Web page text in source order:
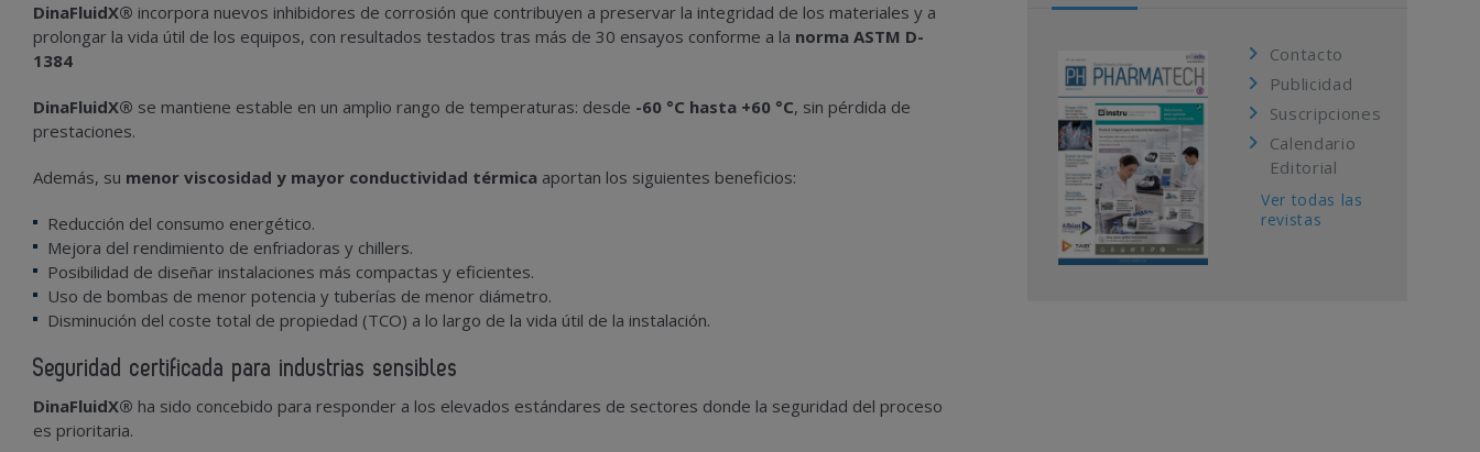
DinaFluidX® incorpora nuevos inhibidores de corrosión que contribuyen a preservar la integridad de los materiales y a
prolongar la vida útil de los equipos, con resultados testados tras más de 30 ensayos conforme a la norma ASTM D-
1384
DinaFluidX® se mantiene estable en un amplio rango de temperaturas: desde -60 °C hasta +60 °C, sin pérdida de
prestaciones.
Además, su menor viscosidad y mayor conductividad térmica aportan los siguientes beneficios:
Reducción del consumo energético.
Mejora del rendimiento de enfriadoras y chillers.
Posibilidad de diseñar instalaciones más compactas y eficientes.
Uso de bombas de menor potencia y tuberías de menor diámetro.
Disminución del coste total de propiedad (TCO) a lo largo de la vida útil de la instalación.
Seguridad certificada para industrias sensibles
DinaFluidX® ha sido concebido para responder a los elevados estándares de sectores donde la seguridad del proceso
es prioritaria.
Contacto
Publicidad
Suscripciones
Calendario
Editorial
Ver todas las
revistas